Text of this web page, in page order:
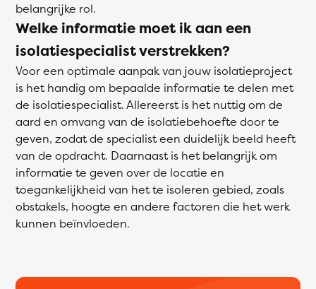
belangrijke rol.
Welke informatie moet ik aan een
isolatiespecialist verstrekken?
Voor een optimale aanpak van jouw isolatieproject
is het handig om bepaalde informatie te delen met
de isolatiespecialist. Allereerst is het nuttig om de
aard en omvang van de isolatiebehoefte door te
geven, zodat de specialist een duidelijk beeld heeft
van de opdracht. Daarnaast is het belangrijk om
informatie te geven over de locatie en
toegankelijkheid van het te isoleren gebied, zoals
obstakels, hoogte en andere factoren die het werk
kunnen beïnvloeden.